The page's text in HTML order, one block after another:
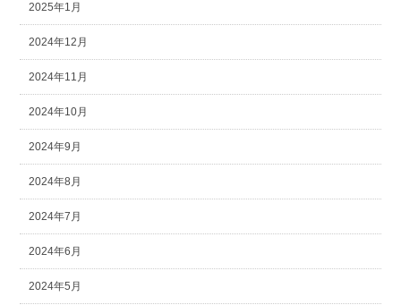
2025年1月
2024年12月
2024年11月
2024年10月
2024年9月
2024年8月
2024年7月
2024年6月
2024年5月